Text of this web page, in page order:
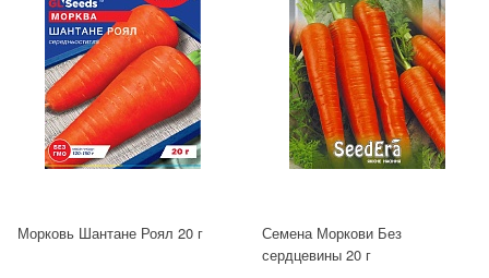
Морковь Шантане Роял 20 г
Семена Моркови Без
сердцевины 20 г